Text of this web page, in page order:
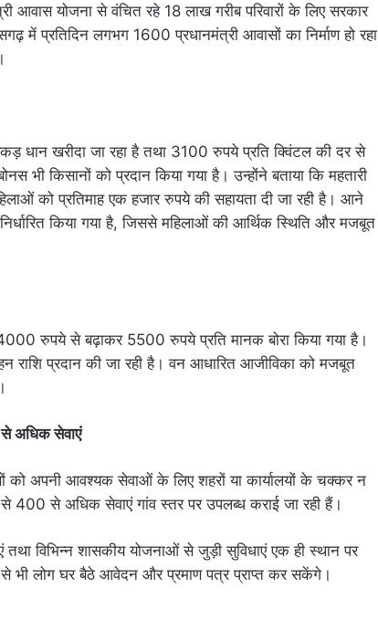
आवास योजना से वंचित रहे 18 लाख गरीब परिवारों के लिए सरकार
में प्रतिदिन लगभग 1600 प्रधानमंत्री आवासों का निर्माण हो रहा
धान खरीदा जा रहा है तथा 3100 रुपये प्रति क्विंटल की दर से
भी किसानों को प्रदान किया गया है। उन्होंने बताया कि महतारी
को प्रतिमाह एक हजार रुपये की सहायता दी जा रही है। आने
किया गया है, जिससे महिलाओं की आर्थिक स्थिति और मजबूत
रुपये से बढ़ाकर 5500 रुपये प्रति मानक बोरा किया गया है।
राशि प्रदान की जा रही है। वन आधारित आजीविका को मजबूत
अधिक सेवाएं
को अपनी आवश्यक सेवाओं के लिए शहरों या कार्यालयों के चक्कर न
400 से अधिक सेवाएं गांव स्तर पर उपलब्ध कराई जा रही हैं।
विभिन्न शासकीय योजनाओं से जुड़ी सुविधाएं एक ही स्थान पर
भी लोग घर बैठे आवेदन और प्रमाण पत्र प्राप्त कर सकेंगे।